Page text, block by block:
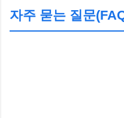
자주 묻는 질문